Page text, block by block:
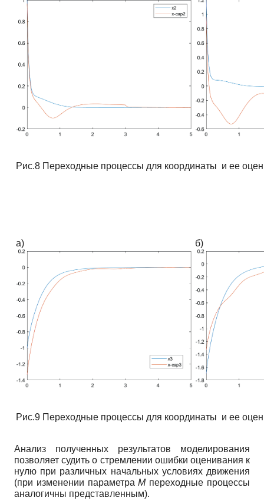
Рис.8 Переходные процессы для координаты и ее
а) б)
Рис.9 Переходные процессы для координаты и ее
Анализ полученных результатов моделирования
позволяет судить о стремлении ошибки оценивания к
нулю при различных начальных условиях движения
(при изменении параметраМпереходные процессы
аналогичны представленным).